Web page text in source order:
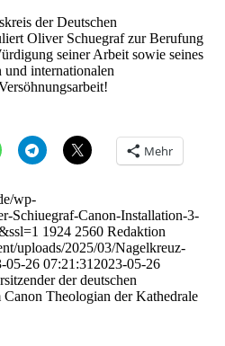
der Deutschen
Oliver Schuegraf zur Berufung
seiner Arbeit sowie seines
und internationalen
Mehr
wp-
Schiuegraf-Canon-Installation-3-
1924 2560 Redaktion
uploads/2025/03/Nagelkreuz-
05-26 07:21:31 2023-05-26
der deutschen
Theologian der Kathedrale